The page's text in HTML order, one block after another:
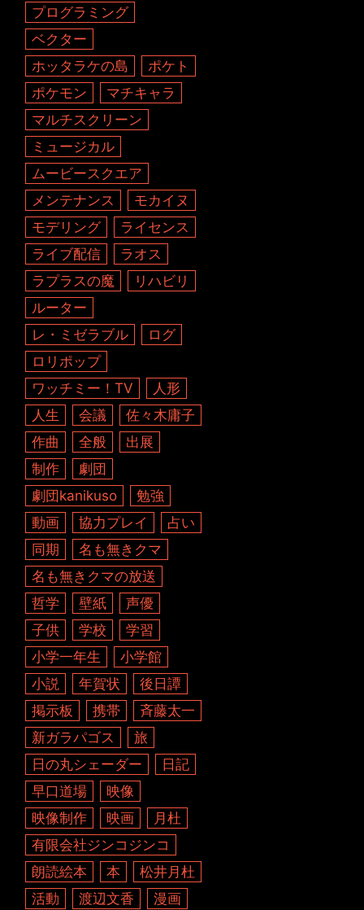
プログラミング
ベクター
ホッタラケの島
ポケト
ポケモン
マチキャラ
マルチスクリーン
ミュージカル
ムービースクエア
メンテナンス
モカイヌ
モデリング
ライセンス
ライブ配信
ラオス
ラプラスの魔
リハビリ
ルーター
レ・ミゼラブル
ログ
ロリポップ
ワッチミー！TV
人形
人生
会議
佐々木庸子
作曲
全般
出展
制作
劇団
劇団kanikuso
勉強
動画
協力プレイ
占い
同期
名も無きクマ
名も無きクマの放送
哲学
壁紙
声優
子供
学校
学習
小学一年生
小学館
小説
年賀状
後日譚
掲示板
携帯
斉藤太一
新ガラパゴス
旅
日の丸シェーダー
日記
早口道場
映像
映像制作
映画
月杜
有限会社ジンコジンコ
朗読絵本
本
松井月杜
活動
渡辺文香 漫画